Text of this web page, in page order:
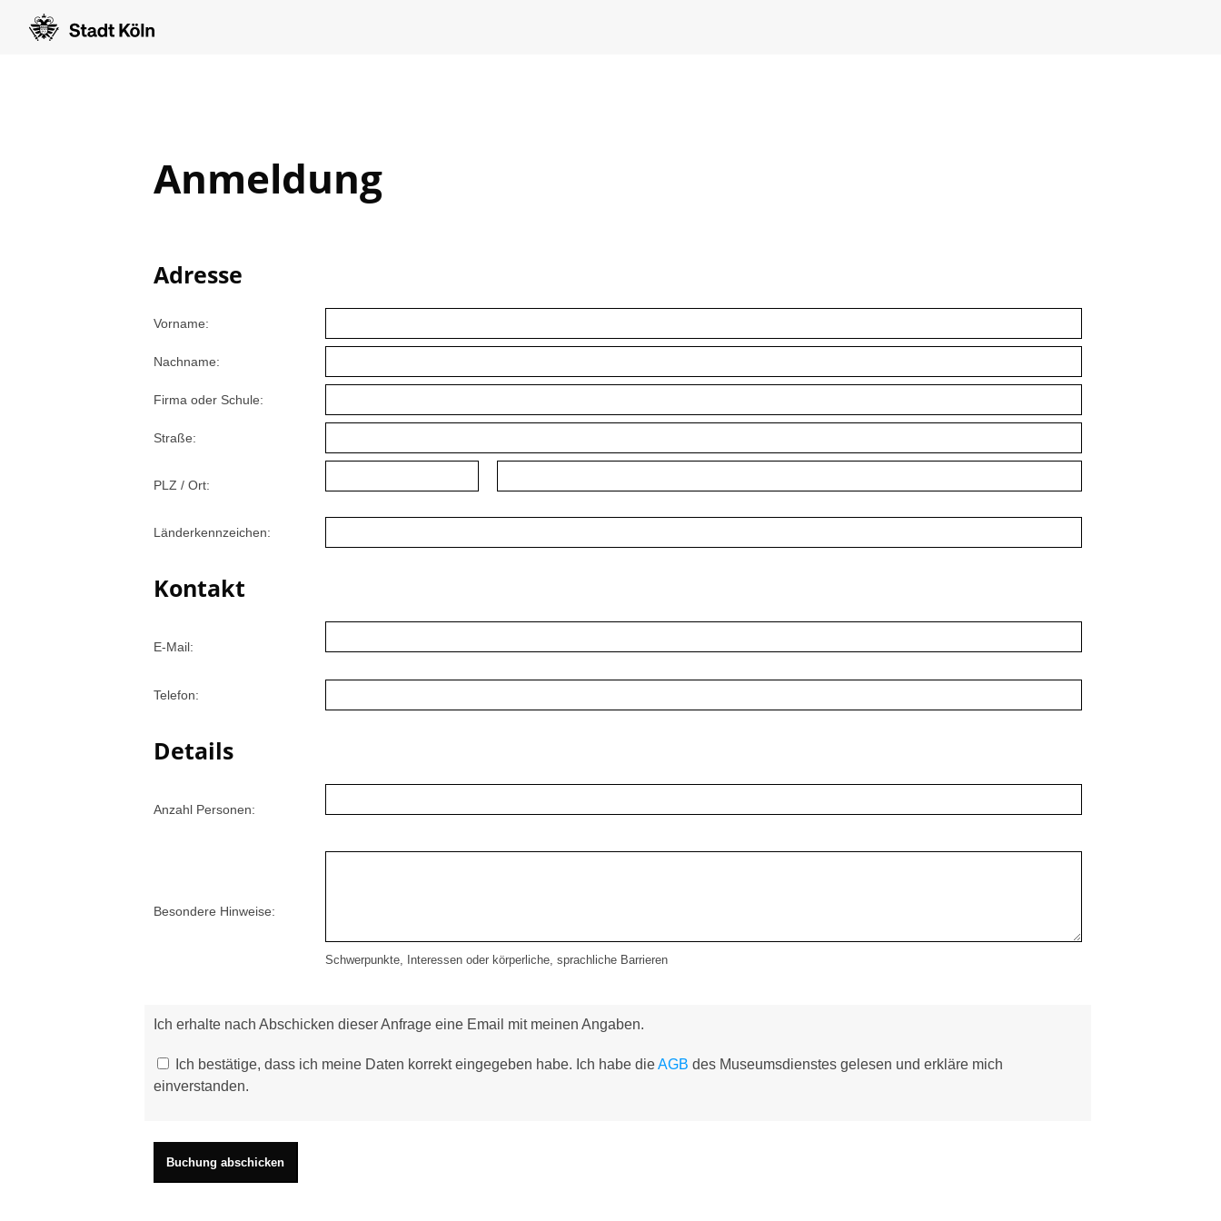
Anmeldung
Adresse
Vorname:
Nachname:
Firma oder Schule:
Straße:
PLZ / Ort:
Länderkennzeichen:
Kontakt
E-Mail:
Telefon:
Details
Anzahl Personen:
Besondere Hinweise:
Schwerpunkte, Interessen oder körperliche, sprachliche Barrieren
Ich erhalte nach Abschicken dieser Anfrage eine Email mit meinen Angaben.
Ich bestätige, dass ich meine Daten korrekt eingegeben habe. Ich habe dieAGB des Museumsdienstes gelesen und erkläre mich
einverstanden.